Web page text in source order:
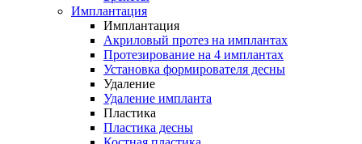
Имплантация
Имплантация
Акриловый протез на имплантах
Протезирование на 4 имплантах
Установка формирователя десны
Удаление
Удаление импланта
Пластика
Пластика десны